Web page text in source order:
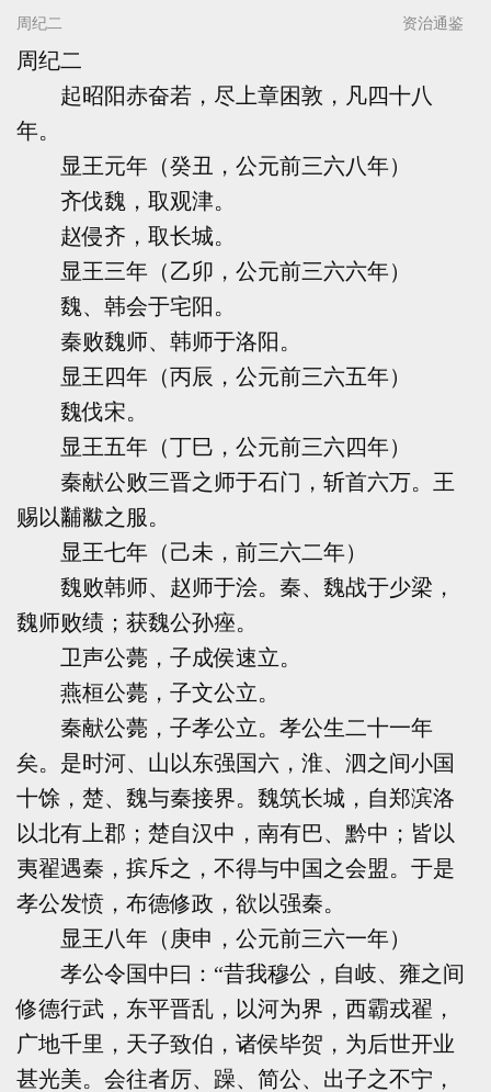
周纪二 资治通鉴
周纪二
起昭阳赤奋若，尽上章困敦，凡四十八
年。
显王元年（癸丑，公元前三六八年）
齐伐魏，取观津。
赵侵齐，取长城。
显王三年（乙卯，公元前三六六年）
魏、韩会于宅阳。
秦败魏师、韩师于洛阳。
显王四年（丙辰，公元前三六五年）
魏伐宋。
显王五年（丁巳，公元前三六四年）
秦献公败三晋之师于石门，斩首六万。王
赐以黼黻之服。
显王七年（己未，前三六二年）
魏败韩师、赵师于浍。秦、魏战于少梁，
魏师败绩；获魏公孙痤。
卫声公薨，子成侯速立。
燕桓公薨，子文公立。
秦献公薨，子孝公立。孝公生二十一年
矣。是时河、山以东强国六，淮、泗之间小国
十馀，楚、魏与秦接界。魏筑长城，自郑滨洛
以北有上郡；楚自汉中，南有巴、黔中；皆以
夷翟遇秦，摈斥之，不得与中国之会盟。于是
孝公发愤，布德修政，欲以强秦。
显王八年（庚申，公元前三六一年）
孝公令国中曰：“昔我穆公，自岐、雍之间
修德行武，东平晋乱，以河为界，西霸戎翟，
广地千里，天子致伯，诸侯毕贺，为后世开业
甚光美。会往者厉、躁、简公、出子之不宁，